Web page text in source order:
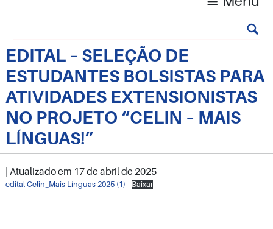
EDITAL – SELEÇÃO DE
ESTUDANTES BOLSISTAS PARA
ATIVIDADES EXTENSIONISTAS
NO PROJETO “CELIN – MAIS
LÍNGUAS!”
| Atualizado em 17 de abril de 2025
edital Celin_Mais Línguas 2025 (1) Baixar